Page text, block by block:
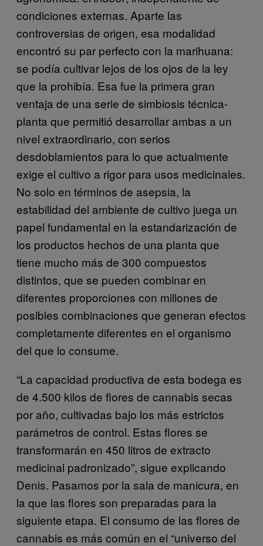
condiciones externas. Aparte las
controversias de origen, esa modalidad
encontró su par perfecto con la marihuana:
se podía cultivar lejos de los ojos de la ley
que la prohibía. Esa fue la primera gran
ventaja de una serie de simbiosis técnica-
planta que permitió desarrollar ambas a un
nivel extraordinario, con serios
desdoblamientos para lo que actualmente
exige el cultivo a rigor para usos medicinales.
No solo en términos de asepsia, la
estabilidad del ambiente de cultivo juega un
papel fundamental en la estandarización de
los productos hechos de una planta que
tiene mucho más de 300 compuestos
distintos, que se pueden combinar en
diferentes proporciones con millones de
posibles combinaciones que generan efectos
completamente diferentes en el organismo
del que lo consume.
“La capacidad productiva de esta bodega es
de 4.500 kilos de flores de cannabis secas
por año, cultivadas bajo los más estrictos
parámetros de control. Estas flores se
transformarán en 450 litros de extracto
medicinal padronizado”, sigue explicando
Denis. Pasamos por la sala de manicura, en
la que las flores son preparadas para la
siguiente etapa. El consumo de las flores de
cannabis es más común en el “universo del